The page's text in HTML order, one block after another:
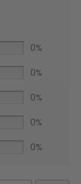
0%
0%
0%
0%
0%